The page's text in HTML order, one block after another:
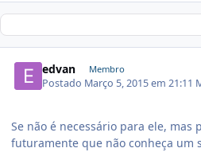
edvan Membro
Postado Março 5, 2015 em 21:11
Se não é necessário para ele, mas
futuramente que não conheça um